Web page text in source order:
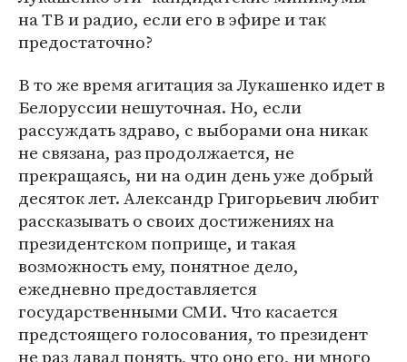
на ТВ и радио, если его в эфире и так
предостаточно?
В то же время агитация за Лукашенко идет в
Белоруссии нешуточная. Но, если
рассуждать здраво, с выборами она никак
не связана, раз продолжается, не
прекращаясь, ни на один день уже добрый
десяток лет. Александр Григорьевич любит
рассказывать о своих достижениях на
президентском поприще, и такая
возможность ему, понятное дело,
ежедневно предоставляется
государственными СМИ. Что касается
предстоящего голосования, то президент
не раз давал понять, что оно его, ни много